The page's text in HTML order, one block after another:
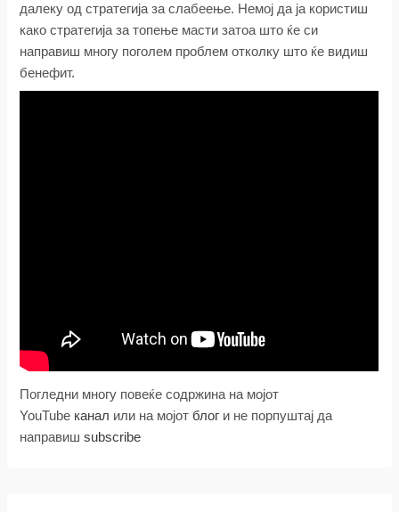
далеку од стратегија за слабеење. Немој да ја користиш
како стратегија за топење масти затоа што ќе си
направиш многу поголем проблем отколку што ќе видиш
бенефит.
Погледни многу повеќе содржина на мојот
YouTube канал или на мојот блог и не порпуштај да
направишsubscribe